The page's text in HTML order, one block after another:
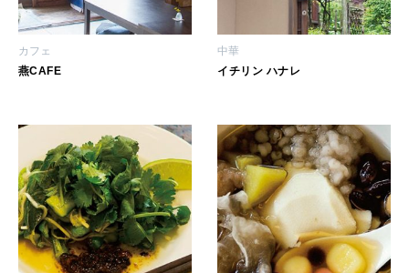
2026年1月号「猫がいれば、幸せ」
2025年12月号「お酒の新常識。」
カフェ
燕CAFE
中華
イチリン ハナレ